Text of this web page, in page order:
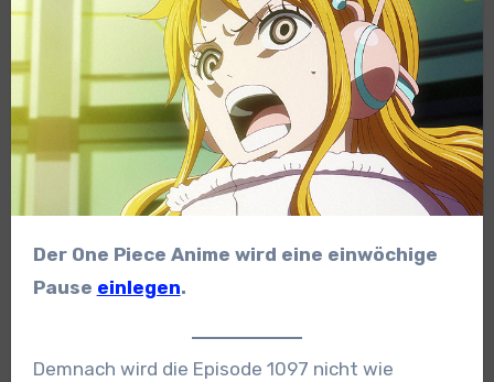
Der One Piece Anime wird eine einwöchige
Pause einlegen.
Demnach wird die Episode 1097 nicht wie